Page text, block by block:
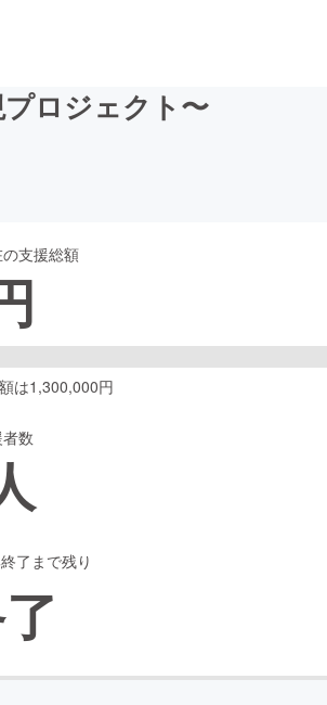
ケア
ロジェクト〜
支援総額
は1,300,000円
数
了まで残り